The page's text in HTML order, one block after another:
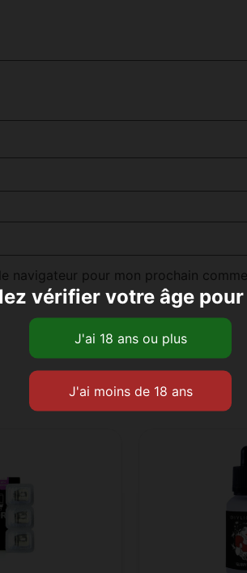
navigateur pour mon prochain
Produits similaires
vérifier votre âge